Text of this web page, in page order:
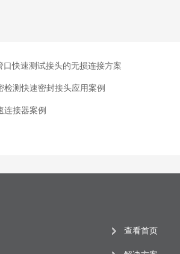
口快速测试接头的无损连接方案
检测快速密封接头应用案例
连接器案例
查看首页